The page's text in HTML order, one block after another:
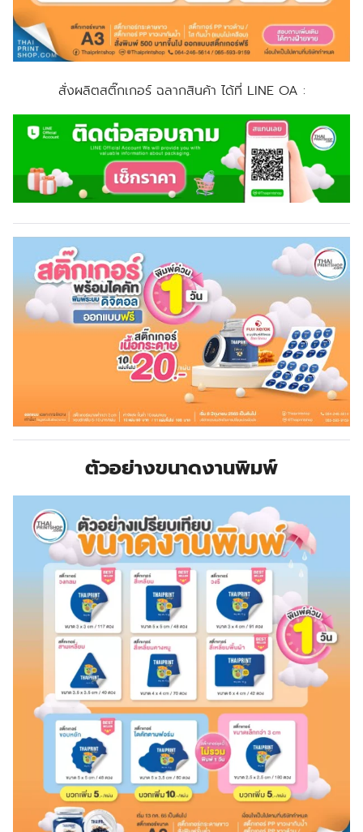
สั่งผลิตสติ๊กเกอร์ ฉลากสินค้า ได้ที่ LINE OA :
ตัวอย่างขนาดงานพิมพ์